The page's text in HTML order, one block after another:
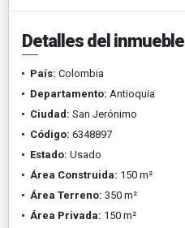
Detalles del inmueble
País: Colombia
Departamento: Antioquia
Ciudad: San Jerónimo
Código: 6348897
Estado: Usado
Área Construida: 150 m²
Área Terreno: 350 m²
Área Privada: 150 m²